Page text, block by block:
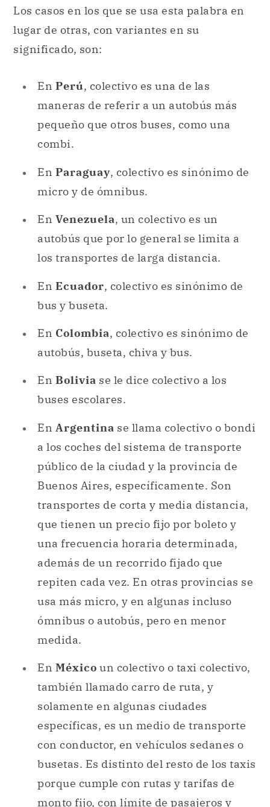
EnPerú , colectivo es una de las
maneras de referir a un autobús más
pequeño que otros buses, como una
Paraguay
, colectivo es sinónimo de
micro y de ómnibus.
EnVenezuela
autobús que por lo general se limita a
los transportes de larga distancia.
En Ecuador , colectivo es sinónimo de
bus y buseta.
En Colombia, colectivo es sinónimo de
autobús, buseta, chiva y bus.
EnBoliviase le dice colectivo a los
buses escolares.
EnArgentinase llama colectivo o bondi
a los coches del sistema de transporte
público de la ciudad y la provincia de
transportes de corta y media distancia,
que tienen un precio fijo por boleto y
una frecuencia horaria determinada,
además de un recorrido fijado que
repiten cada vez. En otras provincias se
usa más micro, y en algunas incluso
ómnibus o autobús, pero en menor
medida.
Méxicoun colectivo o taxi colectivo,
también llamado carro de ruta, y
solamente en algunas ciudades
con conductor, en vehículos sedanes o
busetas. Es distinto del resto de los taxis
porque cumple con rutas y tarifas de
monto fijo, con límite de pasajeros y
algunas pequeñas variaciones en el
precio según el horario y la distancia
que se recorra.